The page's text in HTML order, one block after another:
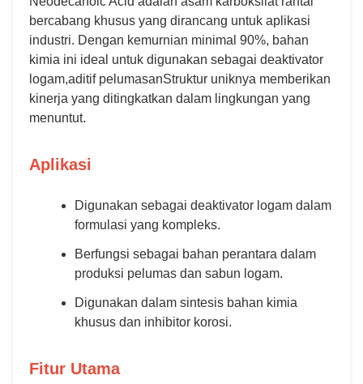
bercabang khusus yang dirancang untuk aplikasi
industri. Dengan kemurnian minimal 90%, bahan
kimia ini ideal untuk digunakan sebagai deaktivator
logam,aditif pelumasanStruktur uniknya memberikan
kinerja yang ditingkatkan dalam lingkungan yang
menuntut.
Aplikasi
Digunakan sebagai deaktivator logam dalam
formulasi yang kompleks.
Berfungsi sebagai bahan perantara dalam
produksi pelumas dan sabun logam.
Digunakan dalam sintesis bahan kimia
khusus dan inhibitor korosi.
Fitur Utama